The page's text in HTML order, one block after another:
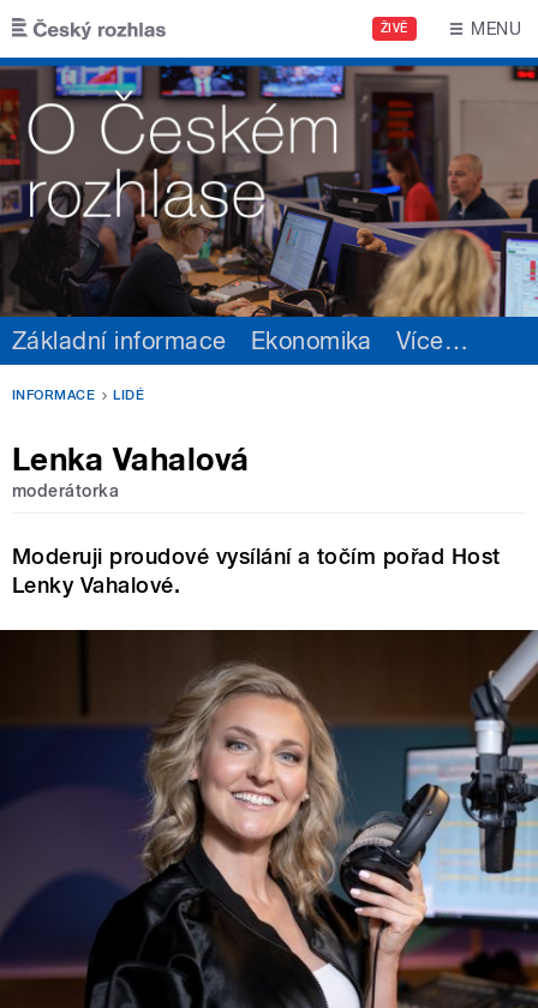
Přejít k hlavnímu obsahu
ŽIVĚ MENU
Základní informace Ekonomika Více…
INFORMACE LIDÉ
Lenka Vahalová
moderátorka
Moderuji proudové vysílání a točím pořad Host
Lenky Vahalové.